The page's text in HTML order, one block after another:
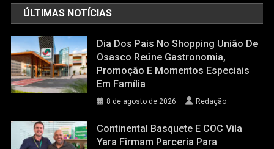
ÚLTIMAS NOTÍCIAS
Dia Dos Pais No Shopping União De
Osasco Reúne Gastronomia,
Promoção E Momentos Especiais
Em Família
8 de agosto de 2026 Redação
Continental Basquete E COC Vila
Yara Firmam Parceria Para